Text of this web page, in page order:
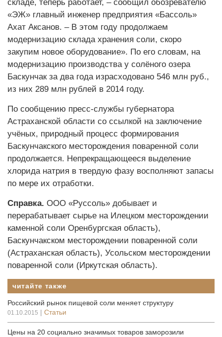
складе, теперь работает, – сообщил обозревателю
«ЭЖ» главный инженер предприятия «Бассоль»
Ахат Аксанов. – В этом году продолжаем
модернизацию склада хранения соли, скоро
закупим новое оборудование». По его словам, на
модернизацию производства у солёного озера
Баскунчак за два года израсходовано 546 млн руб.,
из них 289 млн рублей в 2014 году.
По сообщению пресс-службы губернатора
Астраханской области со ссылкой на заключение
учёных, природный процесс формирования
Баскунчакского месторождения поваренной соли
продолжается. Непрекращающееся выделение
хлорида натрия в твердую фазу восполняют запасы
по мере их отработки.
Справка. ООО «Руссоль» добывает и
перерабатывает сырье на Илецком месторождении
каменной соли Оренбургская область),
Баскунчакском месторождении поваренной соли
(Астраханская область), Усольском месторождении
поваренной соли (Иркутская область).
читайте также
Российский рынок пищевой соли меняет структуру
01.10.2015 | Статьи
Цены на 20 социально значимых товаров заморозили